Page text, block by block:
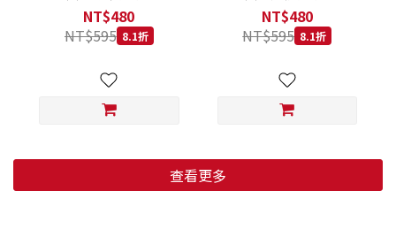
低穀鱈魚甜橙 小顆粒 800G
NT$480
NT$595 8.1折
羊肉藍莓 小顆粒 800G
NT$480
NT$595 8.1折
查看更多